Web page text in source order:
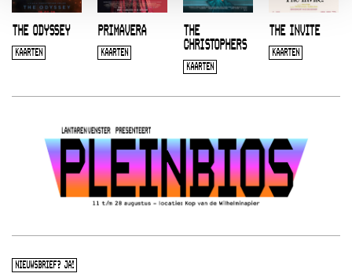
THE ODYSSEY
KAARTEN
PRIMAVERA
KAARTEN
THE
CHRISTOPHERS
KAARTEN
THE INVITE
KAARTEN
NIEUWSBRIEF? JA!